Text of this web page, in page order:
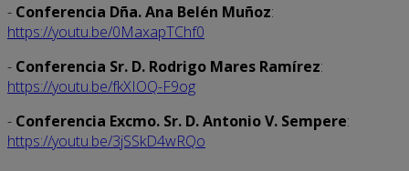
- Conferencia Dña. Ana Belén Muñoz:
https://youtu.be/0MaxapTChf0
- Conferencia Sr. D. Rodrigo Mares Ramírez:
https://youtu.be/fkXIOQ-F9og
- Conferencia Excmo. Sr. D. Antonio V. Sempere:
https://youtu.be/3jSSkD4wRQo